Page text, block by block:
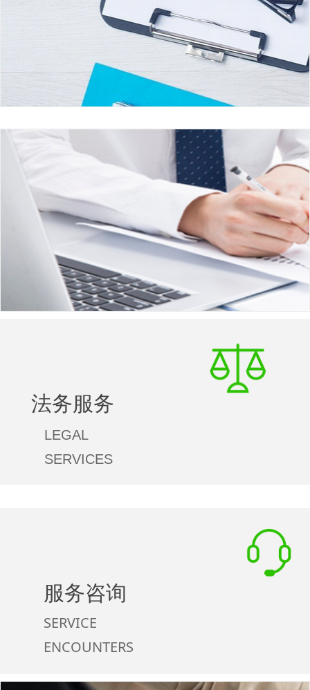
宣传导播
实现了内容信息、媒介资源、生产要素有效整合
和技术应用、平台终端、管理手段共融互通的一
体化发展，为平台发展营造了良好气氛，为建设
一流平台提供了强大的智能释放力，文化凝聚
力，实效成硕力。
对事务发展过程中进行有效的风险评估，从而制
定更加科学合理的发展战略，及时调整发展方
向，从而更好规避可能遇到的投资风险，更好使
法务服务
LEGAL
SERVICES
服务咨询
SERVICE
ENCOUNTERS